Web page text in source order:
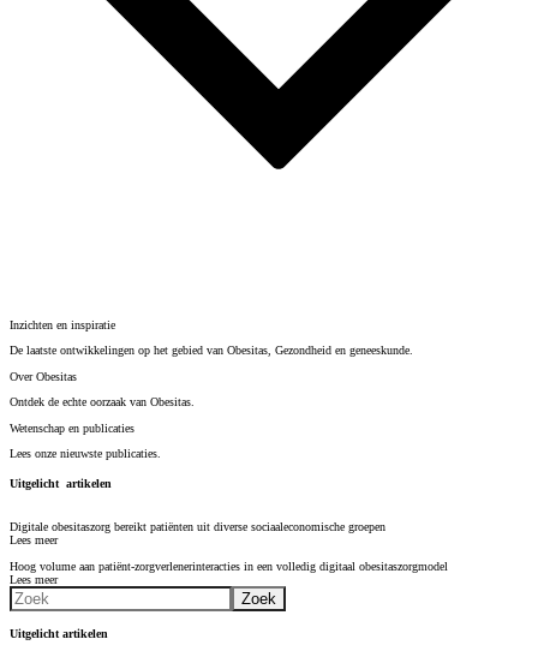
Inzichten en inspiratie
De laatste ontwikkelingen op het gebied van Obesitas, Gezondheid en geneeskunde.
Over Obesitas
Ontdek de echte oorzaak van Obesitas.
Wetenschap en publicaties
Lees onze nieuwste publicaties.
Uitgelicht artikelen
Digitale obesitaszorg bereikt patiënten uit diverse sociaaleconomische groepen
Lees meer
Hoog volume aan patiënt-zorgverlenerinteracties in een volledig digitaal obesitaszorgmodel
Lees meer
Uitgelicht artikelen